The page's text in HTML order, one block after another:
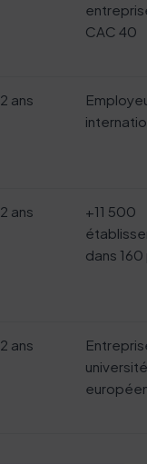
CAC 40
2 ans
2 ans
+11 500
dans
2 ans